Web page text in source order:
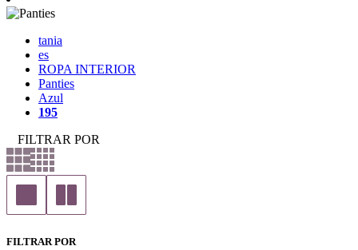
tania
es
ROPA INTERIOR
Panties
Azul
195
FILTRAR POR
FILTRAR POR